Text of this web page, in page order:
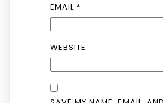
EMAIL *
WEBSITE